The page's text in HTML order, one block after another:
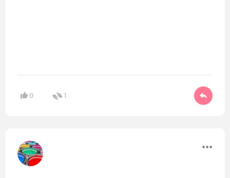
0 1